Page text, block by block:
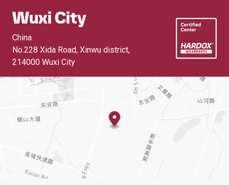
Wuxi City
China
No.228 Xida Road, Xinwu district,
214000 Wuxi City